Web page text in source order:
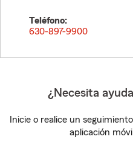
Teléfono:
630-897-9900
¿Necesita
Inicie o realice un
aplicación